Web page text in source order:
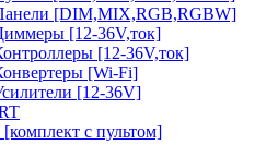
[DIM,MIX,RGB,RGBW]
[12-36V,ток]
[12-36V,ток]
[Wi-Fi]
[12-36V]
с пультом]